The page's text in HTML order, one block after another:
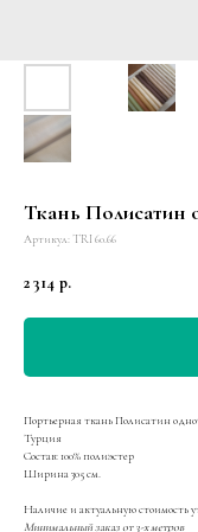
Ткань
Артикул:TRI 60.66
2 314 р.
Портьерная ткань Полисатин
Турция
Состав: 100% полиэстер
Ширина 305 см.
Наличие и актуальную стоимость
Минимальный заказ от 3-х метров